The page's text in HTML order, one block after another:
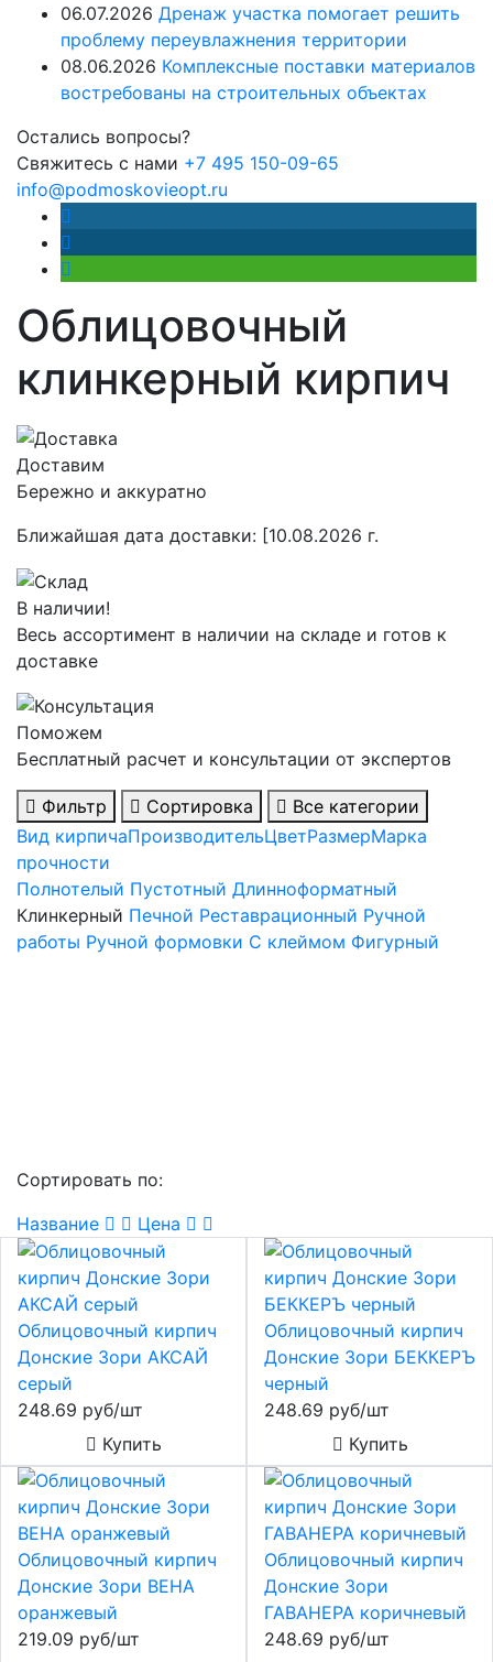
06.07.2026 Дренаж участка помогает решить
проблему переувлажнения территории
08.06.2026 Комплексные поставки материалов
востребованы на строительных объектах
Остались вопросы?
Свяжитесь с нами +7 495 150-09-65
info@podmoskovieopt.ru
Облицовочный
клинкерный кирпич
Доставим
Бережно и аккуратно
Ближайшая дата доставки: [10.08.2026 г.
В наличии!
Весь ассортимент в наличии на складе и готов к
доставке
Поможем
Бесплатный расчет и консультации от экспертов
Фильтр Сортировка
Все категории
Вид кирпичаПроизводительЦветРазмерМарка
прочности
Полнотелый Пустотный Длинноформатный
Клинкерный Печной Реставрационный Ручной
работы Ручной формовки С клеймом Фигурный
Сортировать по:
Название
Цена
Облицовочный кирпич
Донские Зори АКСАЙ
серый
248.69 руб/шт
Купить
Облицовочный кирпич
Донские Зори БЕККЕРЪ
черный
248.69 руб/шт
Купить
Облицовочный кирпич
Донские Зори ВЕНА
оранжевый
219.09 руб/шт
Облицовочный кирпич
Донские Зори
ГАВАНЕРА коричневый
248.69 руб/шт